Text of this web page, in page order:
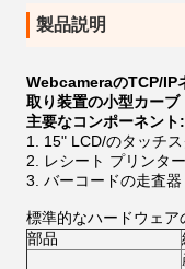
製品説明
WebcameraのTCP/IP
取り装置の小型カーブ
主要なコンポーネント:
15" LCD/のタッチ
レシート プリンター
バーコードの走査器
標準的なハードウェア
部品